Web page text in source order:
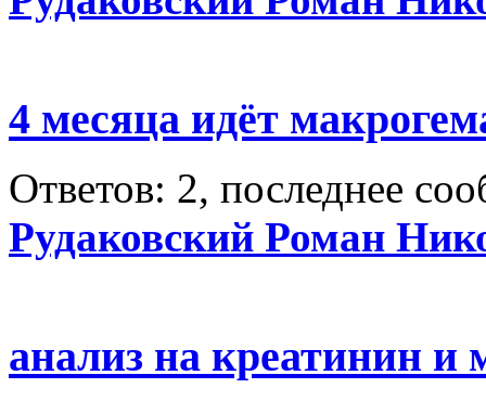
4 месяца идёт
Ответов: 2, последнее
Рудаковский Роман
анализ на креатинин и